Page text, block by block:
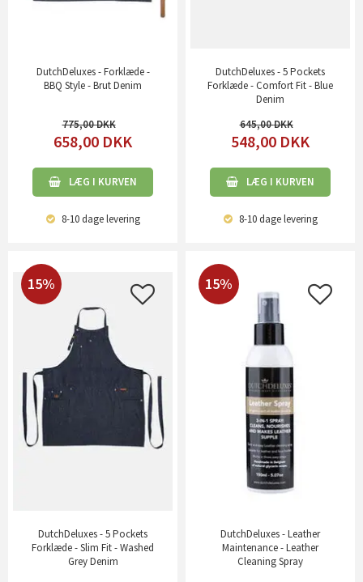
DutchDeluxes - Forklæde -
BBQ Style - Brut Denim
775,00
658,00 DKK
LÆG I KURVEN
8-10 dagelevering
DutchDeluxes - 5 Pockets
Forklæde - Comfort Fit - Blue
Denim
645,00
548,00 DKK
LÆG I KURVEN
8-10 dagelevering
15%
DutchDeluxes - 5 Pockets
Forklæde - Slim Fit - Washed
Grey Denim
15%
DutchDeluxes - Leather
Maintenance - Leather
Cleaning Spray